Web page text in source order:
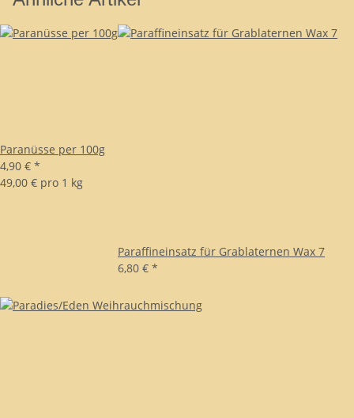
Paranüsse per 100g
4,90 € *
49,00 € pro 1 kg
Paraffineinsatz für Grablaternen Wax 7
6,80 € *